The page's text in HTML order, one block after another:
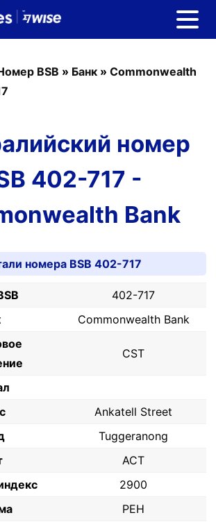
BSB » Банк » Commonwealth
номер
402-717 -
Bank
номера BSB 402-717
402-717
Commonwealth Bank
CST
Ankatell Street
Tuggeranong
ACT
2900
PEH